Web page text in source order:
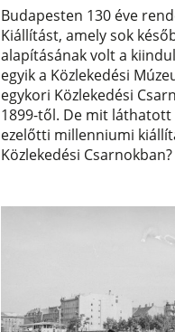
Budapesten 130 éve
Kiállítást, amely sok
alapításának volt a
egyik a Közlekedési
egykori Közlekedési
1899-től. De mit láthatott
ezelőtti millenniumi
Közlekedési Csarnokban?